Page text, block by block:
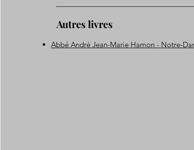
Autres livres
Abbé André Jean-Marie Hamon - Notre-